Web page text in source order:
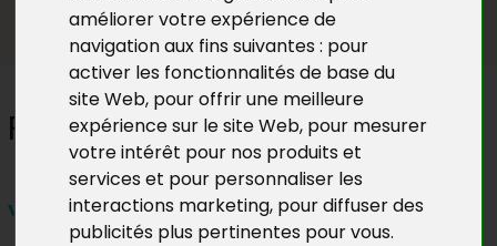
améliorer votre expérience de
navigation aux fins suivantes : pour
activer les fonctionnalités de base du
site Web, pour offrir une meilleure
expérience sur le site Web, pour mesurer
votre intérêt pour nos produits et
services et pour personnaliser les
interactions marketing, pour diffuser des
publicités plus pertinentes pour vous.
Paul-Joël Kamtchang
vendredi 25 avril 2025 à partir de 17h